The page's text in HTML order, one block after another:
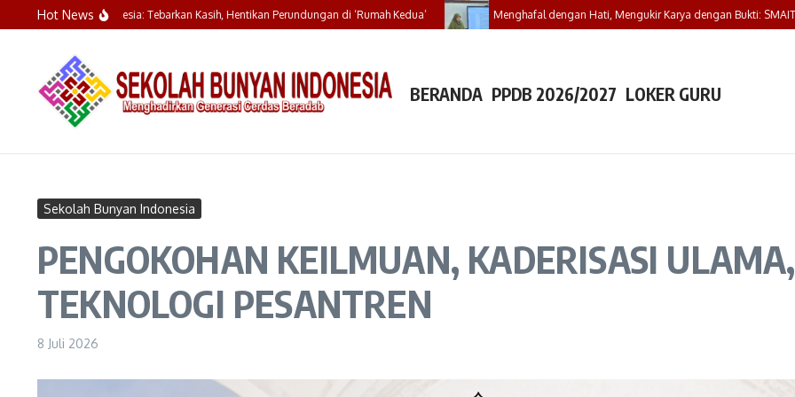
Lewati ke konten
Hot News
Indonesia: Tebarkan Kasih, Hentikan Perundungan di ‘Rumah Kedua’ Menghafal dengan Hati, Mengukir Karya dengan Bukti: SMAIT Bunyan
BERANDA PPDB 2026/2027 LOKER GURU
Sekolah Bunyan Indonesia
PENGOKOHAN KEILMUAN, KADERISASI
TEKNOLOGI PESANTREN
8 Juli 2026